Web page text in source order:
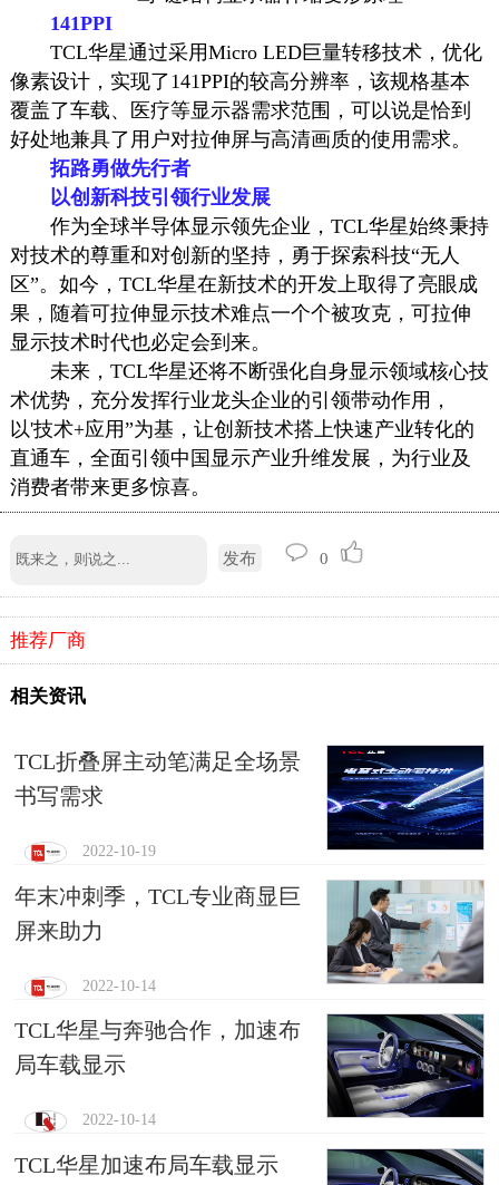
141PPI
TCL华星通过采用Micro LED巨量转移技术，优化
像素设计，实现了141PPI的较高分辨率，该规格基本
覆盖了车载、医疗等显示器需求范围，可以说是恰到
好处地兼具了用户对拉伸屏与高清画质的使用需求。
拓路勇做先行者
以创新科技引领行业发展
作为全球半导体显示领先企业，TCL华星始终秉持
对技术的尊重和对创新的坚持，勇于探索科技“无人
区”。如今，TCL华星在新技术的开发上取得了亮眼成
果，随着可拉伸显示技术难点一个个被攻克，可拉伸
显示技术时代也必定会到来。
未来，TCL华星还将不断强化自身显示领域核心技
术优势，充分发挥行业龙头企业的引领带动作用，
以'技术+应用”为基，让创新技术搭上快速产业转化的
直通车，全面引领中国显示产业升维发展，为行业及
消费者带来更多惊喜。
发布 0
推荐厂商
相关资讯
TCL折叠屏主动笔满足全场景
书写需求
2022-10-19
年末冲刺季，TCL专业商显巨
屏来助力
2022-10-14
TCL华星与奔驰合作，加速布
局车载显示
2022-10-14
TCL华星加速布局车载显示